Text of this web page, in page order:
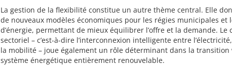
La gestion de la flexibilité constitue un autre thème central. Elle
de nouveaux modèles économiques pour les régies municipales et
d’énergie, permettant de mieux équilibrer l’offre et la demande. Le
sectoriel – c’est-à-dire l’interconnexion intelligente entre
la mobilité – joue également un rôle déterminant dans la transition
système énergétique entièrement renouvelable.